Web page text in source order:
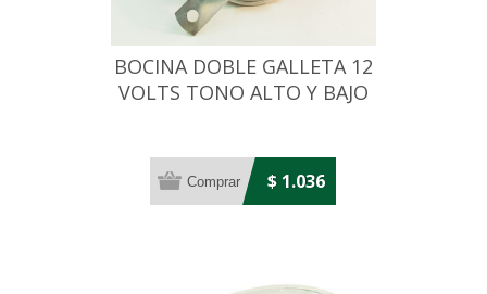
BOCINA DOBLE GALLETA 12
VOLTS TONO ALTO Y BAJO
$ 1.036